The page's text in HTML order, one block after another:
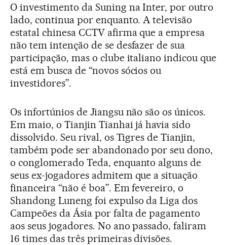
O investimento da Suning na Inter, por outro
lado, continua por enquanto. A televisão
estatal chinesa CCTV afirma que a empresa
não tem intenção de se desfazer de sua
participação, mas o clube italiano indicou que
está em busca de “novos sócios ou
investidores”.
Os infortúnios de Jiangsu não são os únicos.
Em maio, o Tianjin Tianhai já havia sido
dissolvido. Seu rival, os Tigres de Tianjin,
também pode ser abandonado por seu dono,
o conglomerado Teda, enquanto alguns de
seus ex-jogadores admitem que a situação
financeira “não é boa”. Em fevereiro, o
Shandong Luneng foi expulso da Liga dos
Campeões da Ásia por falta de pagamento
aos seus jogadores. No ano passado, faliram
16 times das três primeiras divisões.